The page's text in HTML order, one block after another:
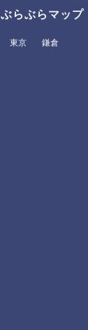
ぶらぶらマップ
東京 鎌倉